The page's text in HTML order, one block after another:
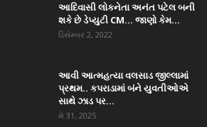
આદિવાસી લોકનેતા અનંત પટેલ બની
શકે છે ડેપ્યુટી CM… જાણો કેમ...
ડિસેમ્બર 2, 2022
આવી આત્મહત્યા વલસાડ જીલ્લામાં
પ્રથમ.. કપરાડામાં બંને યુવતીઓએ
સાથે ઝાડ પર...
મે 31, 2025